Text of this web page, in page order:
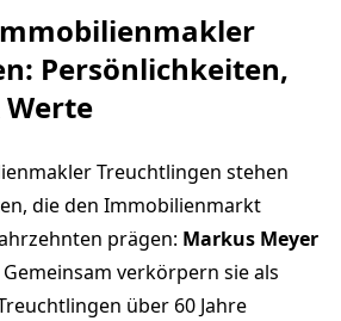
Persönlichkeiten,
Treuchtlingen stehen
die den Immobilienmarkt
prägen: Markus Meyer
Gemeinsam verkörpern sie als
über 60 Jahre